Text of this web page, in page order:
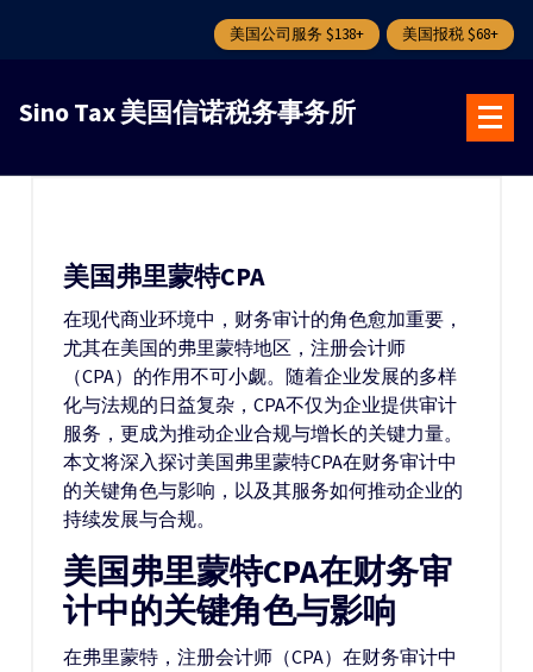
美国公司服务 $138+ 美国报税 $68+
Sino Tax 美国信诺税务事务所
美国弗里蒙特CPA
在现代商业环境中，财务审计的角色愈加重要，
尤其在美国的弗里蒙特地区，注册会计师
（CPA）的作用不可小觑。随着企业发展的多样
化与法规的日益复杂，CPA不仅为企业提供审计
服务，更成为推动企业合规与增长的关键力量。
本文将深入探讨美国弗里蒙特CPA在财务审计中
的关键角色与影响，以及其服务如何推动企业的
持续发展与合规。
美国弗里蒙特CPA在财务审
计中的关键角色与影响
在弗里蒙特，注册会计师（CPA）在财务审计中